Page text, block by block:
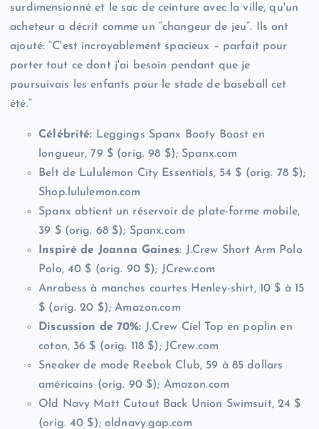
surdimensionné et le sac de ceinture avec la ville, qu'un
acheteur a décrit comme un “changeur de jeu”. Ils ont
ajouté: “C'est incroyablement spacieux – parfait pour
porter tout ce dont j'ai besoin pendant que je
poursuivais les enfants pour le stade de baseball cet
été.”
Célébrité: Leggings Spanx Booty Boost en
longueur, 79 $ (orig. 98 $); Spanx.com
Belt de Lululemon City Essentials, 54 $ (orig. 78 $);
Shop.lululemon.com
Spanx obtient un réservoir de plate-forme mobile,
39 $ (orig. 68 $); Spanx.com
Inspiré de Joanna Gaines: J.Crew Short Arm Polo
Polo, 40 $ (orig. 90 $); JCrew.com
Anrabess à manches courtes Henley-shirt, 10 $ à 15
$ (orig. 20 $); Amazon.com
Discussion de 70%: J.Crew Ciel Top en poplin en
coton, 36 $ (orig. 118 $); JCrew.com
Sneaker de mode Reebok Club, 59 à 85 dollars
américains (orig. 90 $); Amazon.com
Old Navy Matt Cutout Back Union Swimsuit, 24 $
(orig. 40 $); oldnavy.gap.com